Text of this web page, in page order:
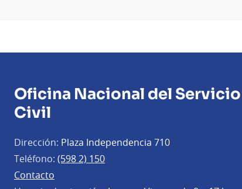
Oficina Nacional del Servicio
Civil
Dirección: Plaza Independencia 710
Teléfono: (598 2) 150
Contacto